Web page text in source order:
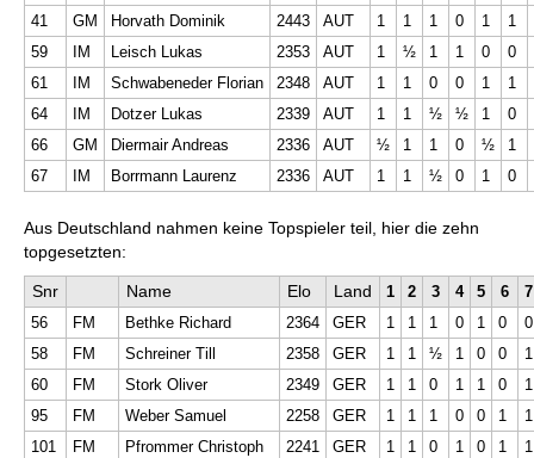
41
GM Horvath Dominik 2443 AUT 1 1 1 0 1
1
59
IM Leisch Lukas 2353 AUT 1 ½ 1 1 0
0
61
IM Schwabeneder Florian 2348 AUT 1 1 0 0 1
1
64
IM Dotzer Lukas 2339 AUT 1 1 ½ ½ 1
0
66
GM Diermair Andreas 2336 AUT ½ 1 1 0 ½
1
67
IM Borrmann Laurenz 2336 AUT 1 1 ½ 0 1 0
Aus Deutschland nahmen keine Topspieler teil, hier die zehn
topgesetzten:
Snr Name Elo Land 1 2 3 4 5 6
7
56
FM Bethke Richard 2364 GER 1 1 1 0 1 0
0
58
FM Schreiner Till 2358 GER 1 1 ½ 1 0 0
1
60
FM Stork Oliver 2349 GER 1 1 0 1 1 0
1
95
FM Weber Samuel 2258 GER 1 1 1 0 0 1
1
101
FM Pfrommer Christoph 2241 GER 1 1 0 1 0 1 1